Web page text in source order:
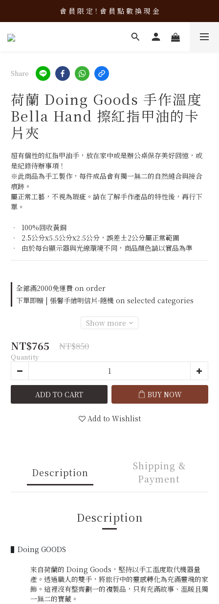
新 品 上 架！超 質 感 韓 系 餐 具 組 合 優 惠 中 ❤️
會 員 限 定！會 員 點 數 換 現 金
新 品 上 架！超 質 感 韓 系 餐 具 組 合 優 惠 中 ❤️
Share
荷蘭 Doing Goods 手作溫度
Bella Hand 擦紅指甲油的卡
片夾
超有個性的紅指甲油手，放在家中或是辦公桌保存美好回憶，或
是紀錄待辦事項！
※此商品為手工製作，每件成品會有獨一無二的自然縫合與接合
痕跡。
屬正常工藝，不視為瑕疵。請在了解手作產品的特性後，再行下
單。
‧  100%回收黃銅
‧  2.5公分x5.5公分x2.5公分，誤差±2公分屬正常範圍
‧  由於每台顯示器與光線環境不同，商品顏色請以實品為準
全館滿2000免運費 on order
下單即贈 | 張馨手繪明信片-隨機 on selected categories
Show more
NT$765 NT$850
Quantity
ADD TO CART BUY NOW
Add to Wishlist
Description
Shipping &
Payment
Description
▌Doing GOODS
來自荷蘭的 Doing Goods，堅持以手工溫度取代機器量
產。透過職人的雙手，將旅行中的靈感轉化為充滿靈魂的家
飾。這裡沒有整齊劃一的複製品，只有充滿故事、溫暖且獨
一無二的寶藏。